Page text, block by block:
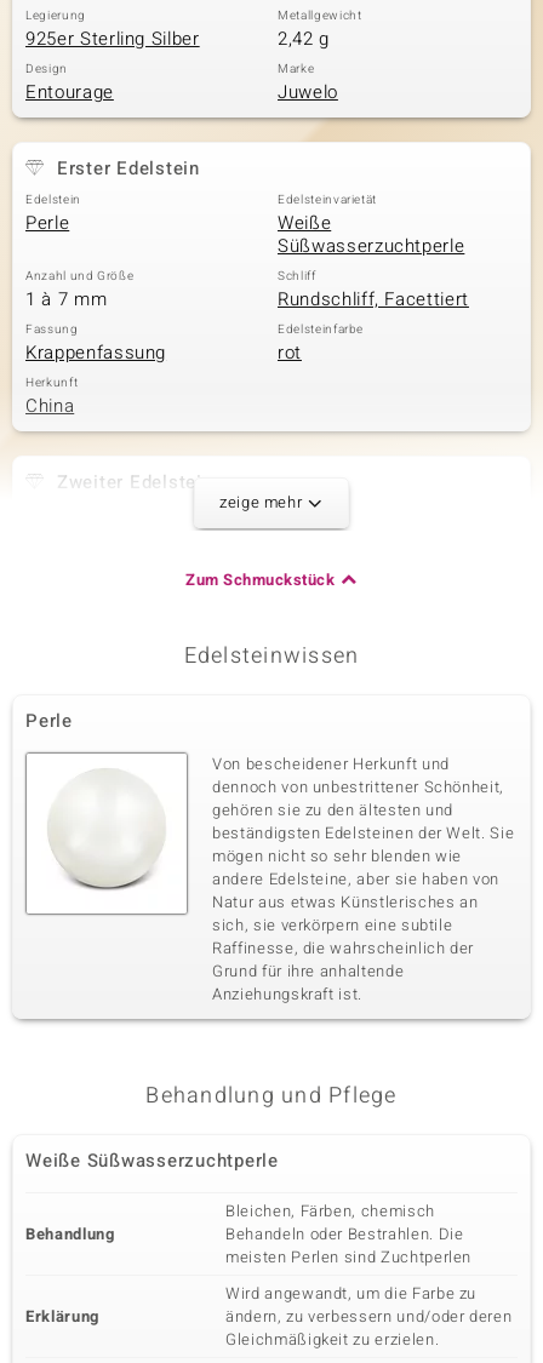
Legierung
925er Sterling Silber
Metallgewicht
2,42 g
Design
Entourage
Marke
Juwelo
Erster Edelstein
Edelstein
Perle
Edelsteinvarietät
Weiße
Süßwasserzuchtperle
Anzahl und Größe
1 à 7 mm
Schliff
Rundschliff, Facettiert
Fassung
Krappenfassung
Edelsteinfarbe
rot
Herkunft
China
Zweiter Edelstein
5 à 4x2 mm
Schliff
Herkunft
Brasilien
Edelsteinvarietät Anzahl und Größe
19 à 1 mm
0,126 ct
Schliff
Rundschliff
Fassung Herkunft
Kambodscha
zeige mehr
Zum Schmuckstück
Edelsteinwissen
Perle
Von bescheidener Herkunft und
dennoch von unbestrittener Schönheit,
gehören sie zu den ältesten und
beständigsten Edelsteinen der Welt. Sie
mögen nicht so sehr blenden wie
andere Edelsteine, aber sie haben von
Natur aus etwas Künstlerisches an
sich, sie verkörpern eine subtile
Raffinesse, die wahrscheinlich der
Grund für ihre anhaltende
Anziehungskraft ist.
Behandlung und Pflege
Weiße Süßwasserzuchtperle
Behandlung
Bleichen, Färben, chemisch
Behandeln oder Bestrahlen. Die
meisten Perlen sind Zuchtperlen
Erklärung
Wird angewandt, um die Farbe zu
ändern, zu verbessern und/oder deren
Gleichmäßigkeit zu erzielen.